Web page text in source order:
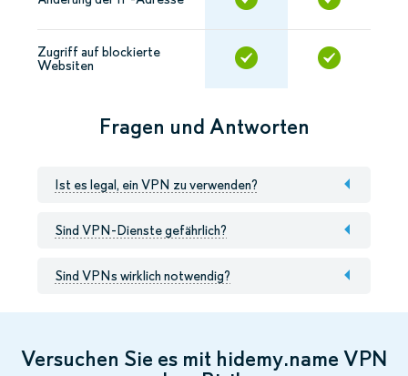
Zugriff auf blockierte
Websiten
Fragen und Antworten
Ist es legal, ein VPN zu verwenden?
Sind VPN-Dienste gefährlich?
Sind VPNs wirklich notwendig?
Versuchen Sie es mit hidemy.name VPN